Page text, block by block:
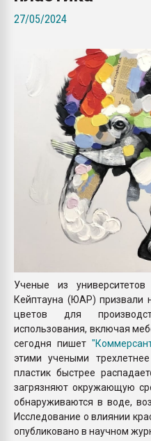
27/05/2024
Ученые из
Кейптауна (ЮАР) призвали
цветов для
использования, включая
сегодня пишет
этими учеными
пластик быстрее
загрязняют окружающую
обнаруживаются в воде,
Исследование о влиянии
опубликовано в научном